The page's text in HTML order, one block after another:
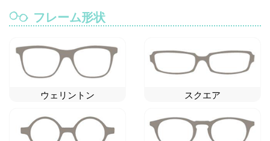
フレーム形状
ウェリントン スクエア